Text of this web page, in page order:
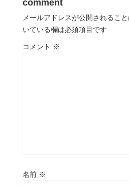
comment
メールアドレスが公開されること
いている欄は必須項目です
コメント ※
名前 ※